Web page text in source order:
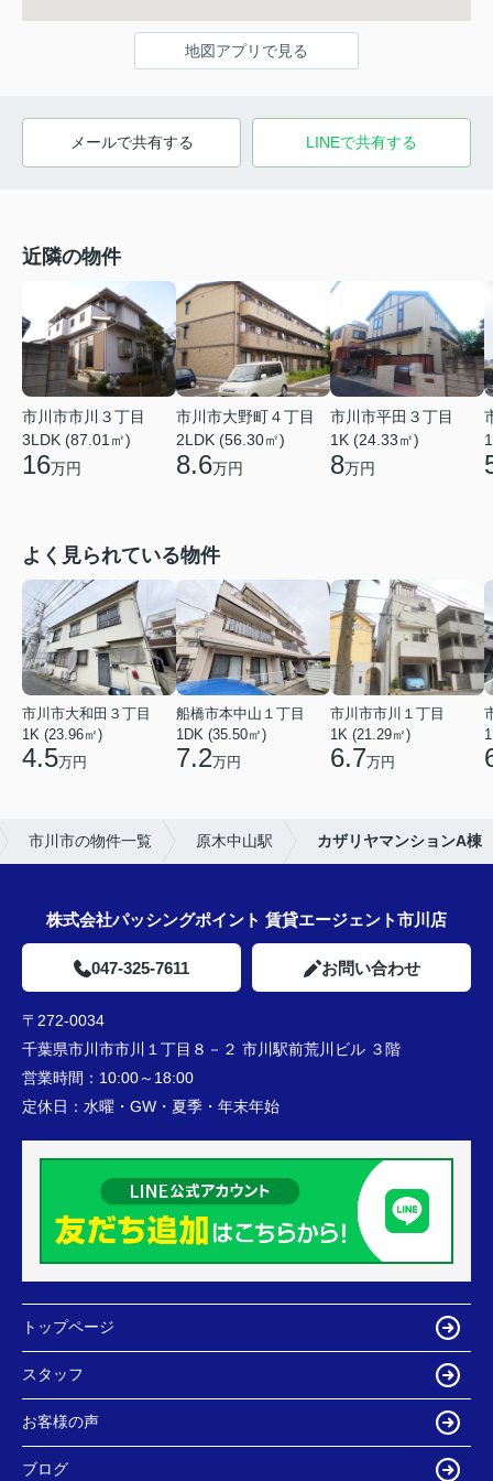
地図アプリで見る
メールで共有する LINEで共有する
近隣の物件
市川市市川３丁目
3LDK (87.01㎡)
16万円
市川市大野町４丁目
2LDK (56.30㎡)
8.6万円
市川市平田３丁目
1K (24.33㎡)
8万円
よく見られている物件
市川市大和田３丁目
1K (23.96㎡)
4.5万円
船橋市本中山１丁目
1DK (35.50㎡)
7.2万円
市川市市川１丁目
1K (21.29㎡)
6.7万円
市川市の物件一覧 原木中山駅 カザリヤマンションA棟
株式会社パッシングポイント 賃貸エージェント市川店
047-325-7611 お問い合わせ
〒272-0034
千葉県市川市市川１丁目８－２ 市川駅前荒川ビル ３階
営業時間： 10:00～18:00
定休日： 水曜・GW・夏季・年末年始
トップページ
スタッフ
お客様の声
ブログ